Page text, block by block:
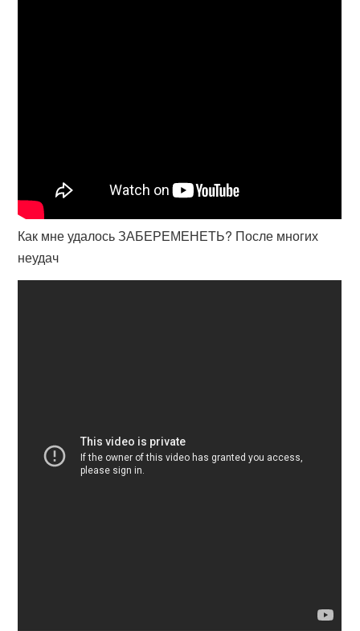
Как мне удалось ЗАБЕРЕМЕНЕТЬ? После многих
неудач